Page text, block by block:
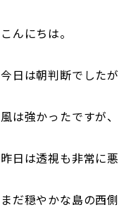
こんにちは。
今日は朝判断でした
風は強かったですが
昨日は透視も非常に
まだ穏やかな島の西